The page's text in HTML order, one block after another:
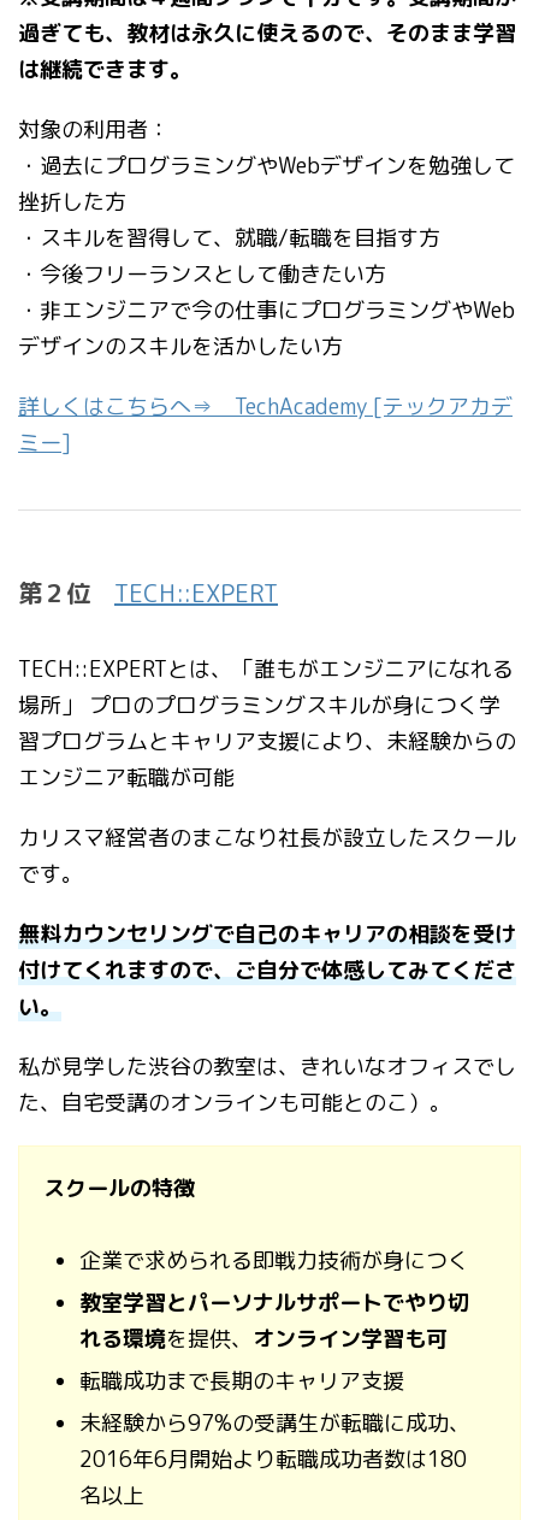
過ぎても、教材は永久に使えるので、そのまま学習
は継続できます。
対象の利用者：
・過去にプログラミングやWebデザインを勉強して
挫折した方
・スキルを習得して、就職/転職を目指す方
・今後フリーランスとして働きたい方
・非エンジニアで今の仕事にプログラミングやWeb
デザインのスキルを活かしたい方
詳しくはこちらへ⇒ TechAcademy [テックアカデ
ミー]
第２位 TECH::EXPERT
TECH::EXPERTとは、「誰もがエンジニアになれる
場所」 プロのプログラミングスキルが身につく学
習プログラムとキャリア支援により、未経験からの
エンジニア転職が可能
カリスマ経営者のまこなり社長が設立したスクール
です。
無料カウンセリングで自己のキャリアの相談を受け
付けてくれますので、ご自分で体感してみてくださ
い。
私が見学した渋谷の教室は、きれいなオフィスでし
た、自宅受講のオンラインも可能とのこ）。
スクールの特徴
企業で求められる即戦力技術が身につく
教室学習とパーソナルサポートでやり切
れる環境を提供、 オンライン学習も可
転職成功まで長期のキャリア支援
未経験から97%の受講生が転職に成功、
2016年6月開始より転職成功者数は180
名以上